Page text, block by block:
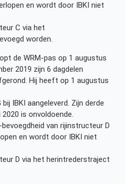
en wordt door IBKI niet
C via het
worden.
de WRM-pas op 1 augustus
2019 zijn 6 dagdelen
Hij heeft op 1 augustus
IBKI aangeleverd. Zijn derde
is onvoldoende.
bevoegdheid van rijinstructeur D
en wordt door IBKI niet
D via het herintrederstraject